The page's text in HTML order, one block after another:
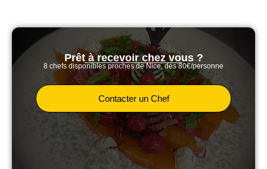
Prêt à recevoir chez vous ?
8 chefs disponibles proches de Nice, dès 80€/personne
Contacter un Chef